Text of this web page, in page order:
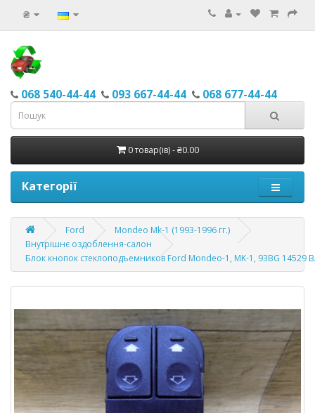
₴
068 540-44-44 093 667-44-44 068 677-44-44
0 товар(ів) - ₴0.00
Категорії
Ford
Mondeo Mk-1 (1993-1996 гг.)
Внутрішнє оздоблення-салон
Блок кнопок стеклоподъемников Ford Mondeo-1, MK-1, 93BG 14529